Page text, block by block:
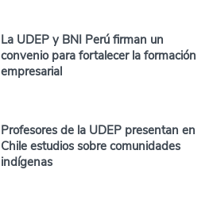
La UDEP y BNI Perú firman un
convenio para fortalecer la formación
empresarial
Profesores de la UDEP presentan en
Chile estudios sobre comunidades
indígenas